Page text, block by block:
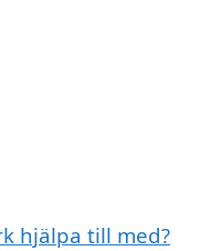
hjälpa till med?